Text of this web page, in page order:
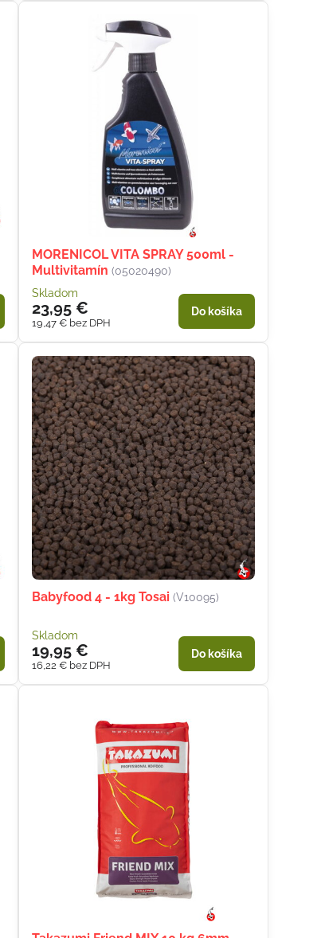
MORENICOL VITA SPRAY 500ml -
Multivitamín (05020490)
Skladom
23,95 €
19,47 € bez DPH
Do košíka
Babyfood 4 - 1kg Tosai(V10095)
Skladom
19,95 €
16,22 € bez DPH
Do košíka